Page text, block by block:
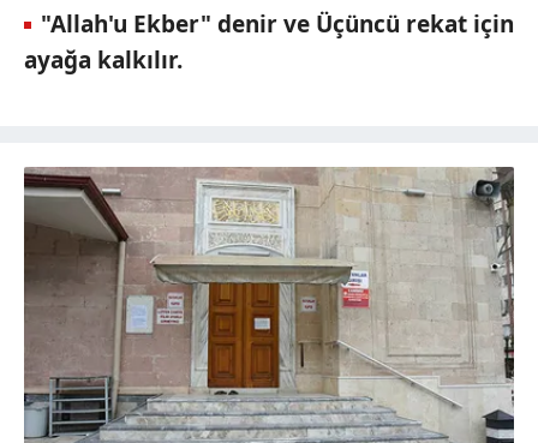
"Allah'u Ekber" denir ve Üçüncü rekat için
ayağa kalkılır.